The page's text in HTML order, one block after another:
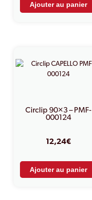
Ajouter au panier
Circlip 90×3 – PMF-
000124
12,24€
Ajouter au panier